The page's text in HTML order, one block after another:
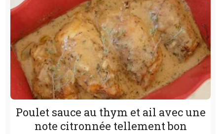
Poulet sauce au thym et ail avec une
note citronnée tellement bon